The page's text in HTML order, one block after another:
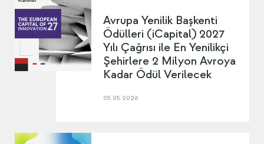
Avrupa Yenilik Başkenti
Ödülleri (iCapital) 2027
Yılı Çağrısı ile En Yenilikçi
Şehirlere 2 Milyon Avroya
Kadar Ödül Verilecek
05.05.2026